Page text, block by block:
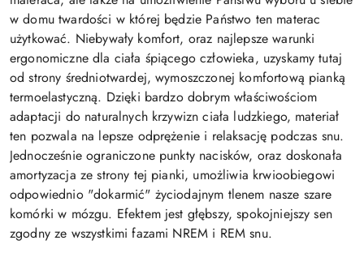
w domu twardości w której będzie Państwo ten materac
użytkować. Niebywały komfort, oraz najlepsze warunki
ergonomiczne dla ciała śpiącego człowieka, uzyskamy tutaj
od strony średniotwardej, wymoszczonej komfortową pianką
termoelastyczną. Dzięki bardzo dobrym właściwościom
adaptacji do naturalnych krzywizn ciała ludzkiego, materiał
ten pozwala na lepsze odprężenie i relaksację podczas snu.
Jednocześnie ograniczone punkty nacisków, oraz doskonała
amortyzacja ze strony tej pianki, umożliwia krwioobiegowi
odpowiednio "dokarmić" życiodajnym tlenem nasze szare
komórki w mózgu. Efektem jest głębszy, spokojniejszy sen
zgodny ze wszystkimi fazami NREM i REM snu.